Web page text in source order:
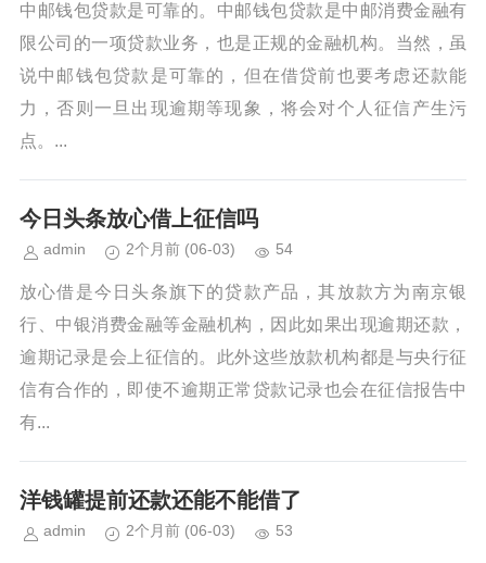
中邮钱包贷款是可靠的。中邮钱包贷款是中邮消费金融有
限公司的一项贷款业务，也是正规的金融机构。当然，虽
说中邮钱包贷款是可靠的，但在借贷前也要考虑还款能
力，否则一旦出现逾期等现象，将会对个人征信产生污
点。...
今日头条放心借上征信吗
admin 2个月前 (06-03) 54
放心借是今日头条旗下的贷款产品，其放款方为南京银
行、中银消费金融等金融机构，因此如果出现逾期还款，
逾期记录是会上征信的。此外这些放款机构都是与央行征
信有合作的，即使不逾期正常贷款记录也会在征信报告中
有...
洋钱罐提前还款还能不能借了
admin 2个月前 (06-03) 53